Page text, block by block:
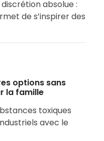
absolue :
de s’inspirer des
options sans
la famille
toxiques
avec le